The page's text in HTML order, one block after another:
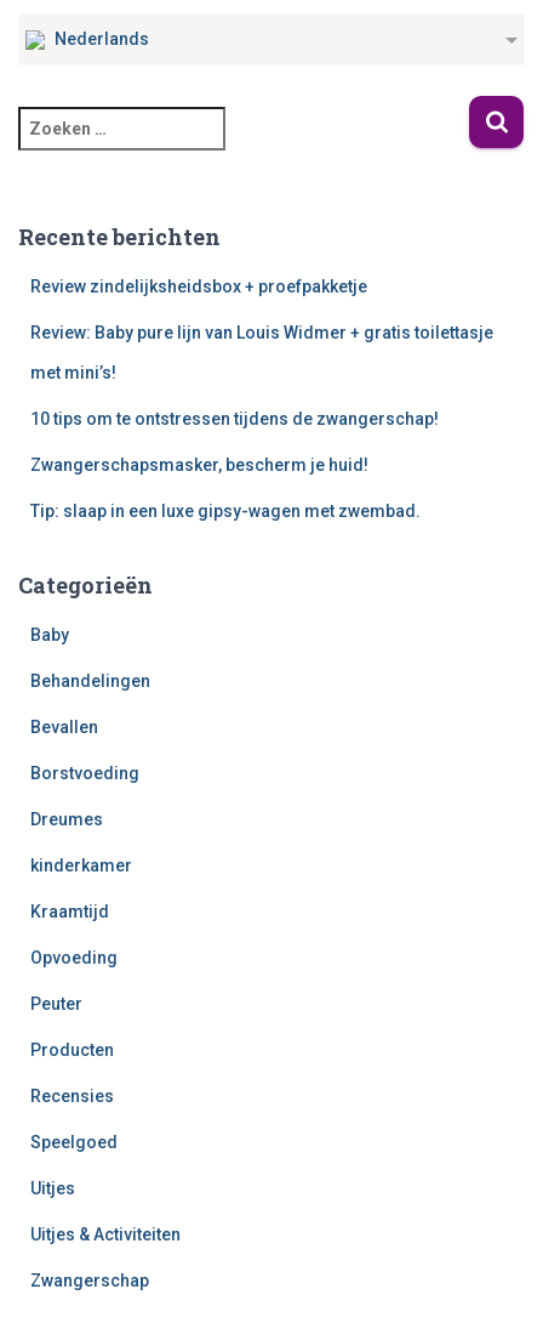
Nederlands
Recente berichten
Review zindelijksheidsbox + proefpakketje
Review: Baby pure lijn van Louis Widmer + gratis toilettasje
met mini’s!
10 tips om te ontstressen tijdens de zwangerschap!
Zwangerschapsmasker, bescherm je huid!
Tip: slaap in een luxe gipsy-wagen met zwembad.
Categorieën
Baby
Behandelingen
Bevallen
Borstvoeding
Dreumes
kinderkamer
Kraamtijd
Opvoeding
Peuter
Producten
Recensies
Speelgoed
Uitjes
Uitjes & Activiteiten
Zwangerschap